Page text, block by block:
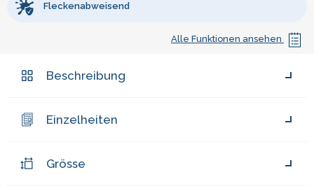
Fleckenabweisend
Alle Funktionen ansehen
Beschreibung
Einzelheiten
Grösse